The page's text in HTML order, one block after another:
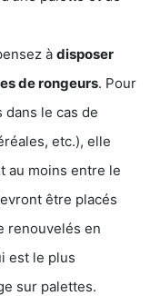
à disposer
de rongeurs. Pour
le cas de
etc.), elle
au moins entre le
être placés
renouvelés en
est le plus
sur palettes.